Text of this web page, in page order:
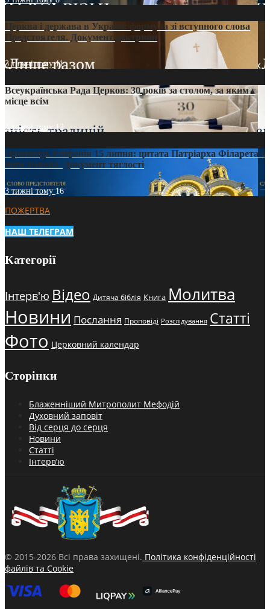
Церква і держава в Україні: формула зі вступного слова
Предстоятеля. Документ доктрини
3 тижні тому11
Всеукраїнська Рада Церков: 30 років за столом, за яким є
місце всім
3 тижні тому12
Проповідь Епіфанія 15 липня: цитата Патріарха Філарета з
його амвона. Документ тяглості
3 тижні тому16
ПОЖЕРТВА
НАШ ТЕЛЕГРАМ
Категорії
Інтерв'ю Відео Дитяча біблія Книга Молитва
Новини Послання Проповіді Розслідування Статті
Фото Церковний календар
Сторінки
Блаженніший Митрополит Мефодій
Духовний заповіт
Від серця до серця
Новини
Статті
Інтерв’ю
© 2015-2026 Всі права захищені. Політика конфіденційності
файлів та Cookie